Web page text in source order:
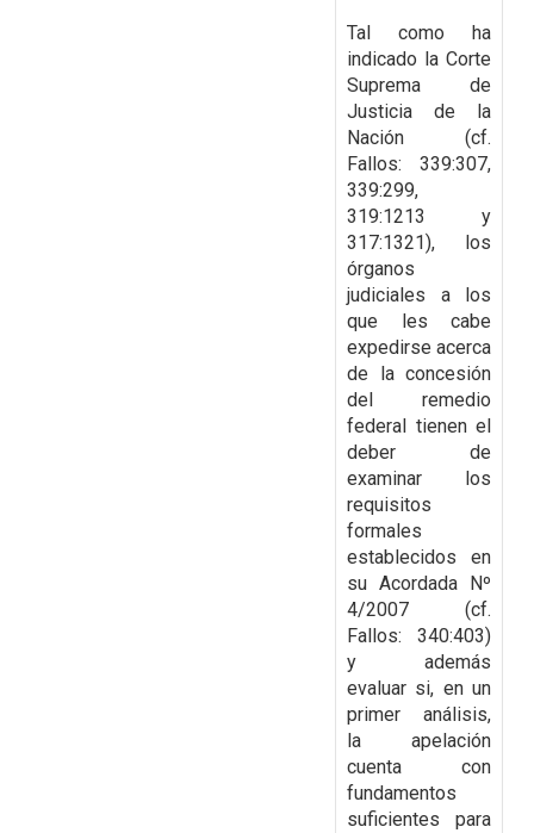
Tal como ha
indicado la Corte
Suprema de
Justicia de la
Nación (cf.
Fallos: 339:307,
339:299,
319:1213 y
317:1321), los
órganos
judiciales a los
que les cabe
expedirse acerca
de
la concesión
del remedio
federal tienen el
deber de
examinar los
requisitos
formales
establecidos en
su Acordada Nº
4/2007 (cf.
Fallos: 340:403)
y además
evaluar si, en un
primer análisis,
la apelación
cuenta con
fundamentos
suficientes para